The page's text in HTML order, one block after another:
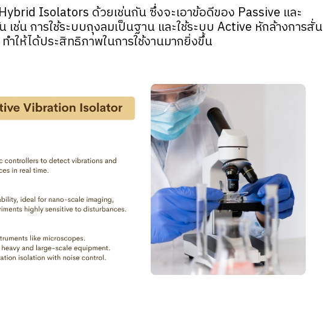
Isolators ด้วยเช่นกัน ซึ่งจะเอาข้อดีของ Passive และ
เช่น การใช้ระบบถุงลมเป็นฐาน และใช้ระบบ Active หักล้างการสั่น
ำให้ได้ประสิทธิภาพในการใช้งานมากยิ่งขึ้น